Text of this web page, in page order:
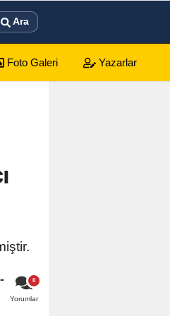
Ara
açıklandı
Foto Galeri Yazarlar
Yorumlar